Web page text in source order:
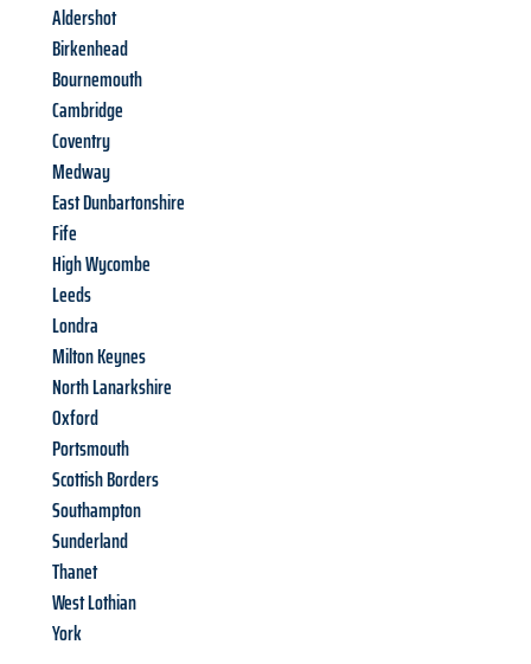
Aldershot
Birkenhead
Bournemouth
Cambridge
Coventry
Medway
East Dunbartonshire
Fife
High Wycombe
Leeds
Londra
Milton Keynes
North Lanarkshire
Oxford
Portsmouth
Scottish Borders
Southampton
Sunderland
Thanet
West Lothian
York